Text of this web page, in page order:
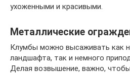
ухоженными и красивыми.
Металлические
Клумбы можно высаживать как
ландшафта, так и немного
Делая возвышение, важно,